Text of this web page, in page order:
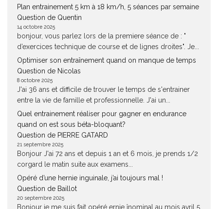
Plan entrainement 5 km à 18 km/h, 5 séances par semaine
Question de Quentin
14 octobre 2025
bonjour, vous parlez lors de la premiere séance de : "
d’exercices technique de course et de lignes droites". Je...
Optimiser son entraînement quand on manque de temps
Question de Nicolas
8 octobre 2025
J'ai 36 ans et difficile de trouver le temps de s'entrainer
entre la vie de famille et professionnelle. J'ai un...
Quel entrainement réaliser pour gagner en endurance
quand on est sous béta-bloquant?
Question de PIERRE GATARD
21 septembre 2025
Bonjour J'ai 72 ans et depuis 1 an et 6 mois, je prends 1/2
corgard le matin suite aux examens...
Opéré d’une hernie inguinale, j’ai toujours mal !
Question de Baillot
20 septembre 2025
Bonjour je me suis fait opéré ernie înominal au mois avril 5